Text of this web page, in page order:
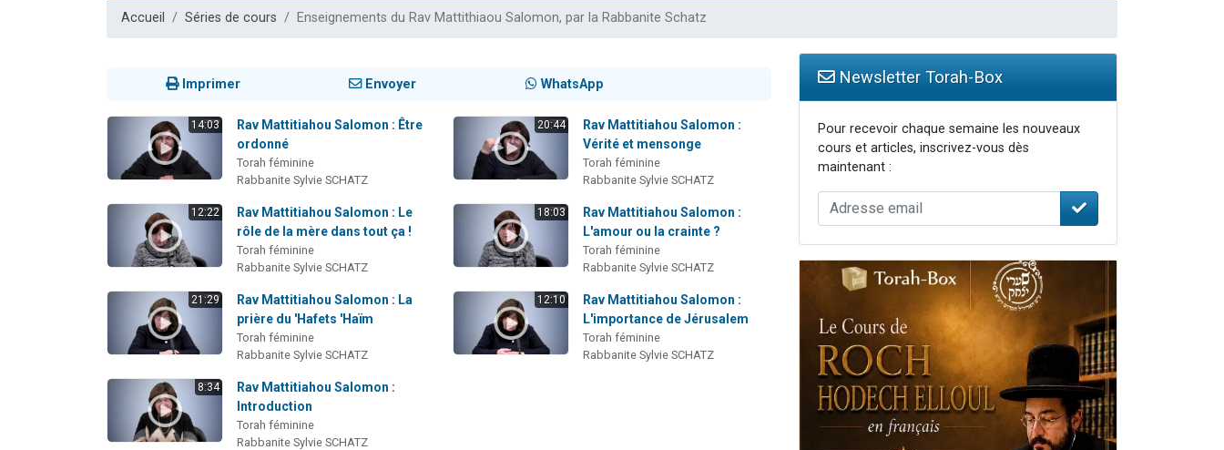
Accueil Séries de cours Enseignements du Rav Mattithiaou Salomon, par la Rabbanite Schatz
Imprimer Envoyer WhatsApp
14:03
Rav Mattitiahou Salomon : Être
ordonné
Torah féminine
Rabbanite Sylvie SCHATZ
20:44
Rav Mattitiahou Salomon :
Vérité et mensonge
Torah féminine
Rabbanite Sylvie SCHATZ
12:22
Rav Mattitiahou Salomon : Le
rôle de la mère dans tout ça !
Torah féminine
Rabbanite Sylvie SCHATZ
18:03
Rav Mattitiahou Salomon :
L'amour ou la crainte ?
Torah féminine
Rabbanite Sylvie SCHATZ
21:29
Rav Mattitiahou Salomon : La
prière du 'Hafets 'Haïm
Torah féminine
Rabbanite Sylvie SCHATZ
12:10
Rav Mattitiahou Salomon :
L'importance de Jérusalem
Torah féminine
Rabbanite Sylvie SCHATZ
8:34
Rav Mattitiahou Salomon :
Introduction
Torah féminine
Rabbanite Sylvie SCHATZ
Newsletter Torah-Box
Pour recevoir chaque semaine les nouveaux
cours et articles, inscrivez-vous dès
maintenant :